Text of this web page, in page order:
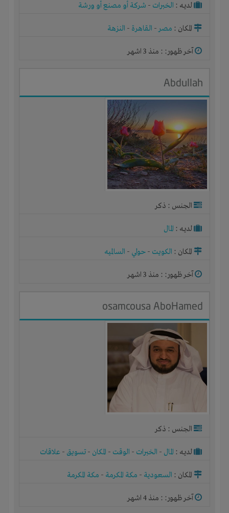
لديـه : الخبرات - شركة أو مصنع أو ورشة
المكان : مصر- القاهرة - النزهة
آخر ظهور: : منذ 3 اشهر
Abdullah
الجنس : ذكر
لديـه : المال
المكان : الكويت - حولي - السالميه
آخر ظهور: : منذ 3 اشهر
osamcousa AboHamed
الجنس : ذكر
لديـه : المال - الخبرات - الوقت - المكان - تسويق - علاقات
المكان : السعودية - مكة المكرمة - مكة المكرمة
آخر ظهور: : منذ 4 اشهر